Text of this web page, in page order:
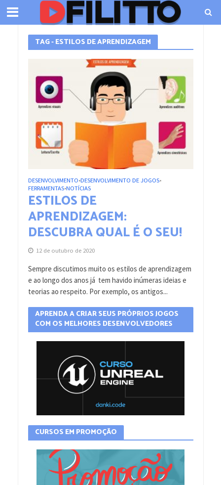
TAG - ESTILOS DE APRENDIZAGEM
DESENVOLVIMENTO•DESENVOLVIMENTO DE JOGOS•
FERRAMENTAS•NOTÍCIAS
ESTILOS DE
APRENDIZAGEM:
DESCUBRA QUAL É O SEU!
12 de outubro de 2020
Sempre discutimos muito os estilos de aprendizagem
e ao longo dos anos já tem havido inúmeras ideias e
teorias ao respeito. Por exemplo, os antigos...
APRENDA A CRIAR SEUS PRÓPRIOS JOGOS
COM OS MELHORES DESENVOLVEDORES
CURSOS EM PROMOÇÃO